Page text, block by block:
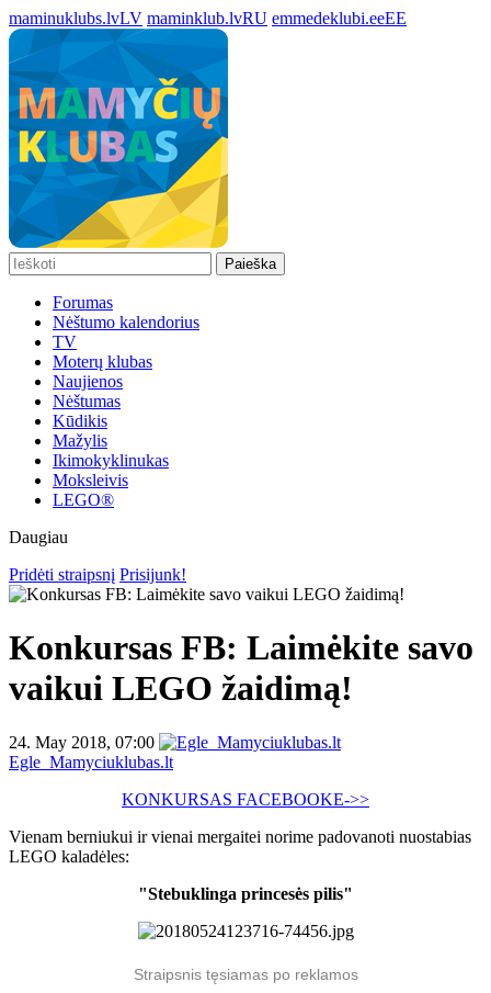
maminuklubs.lvLV maminklub.lvRU emmedeklubi.eeEE
Paieška
Forumas
Nėštumo kalendorius
TV
Moterų klubas
Naujienos
Nėštumas
Kūdikis
Mažylis
Ikimokyklinukas
Moksleivis
LEGO®
Daugiau
Pridėti straipsnį Prisijunk!
Konkursas FB: Laimėkite savo
vaikui LEGO žaidimą!
24. May 2018, 07:00
Egle_Mamyciuklubas.lt
KONKURSAS FACEBOOKE->>
Vienam berniukui ir vienai mergaitei norime padovanoti nuostabias
LEGO kaladėles:
"Stebuklinga princesės pilis"
Straipsnis tęsiamas po reklamos